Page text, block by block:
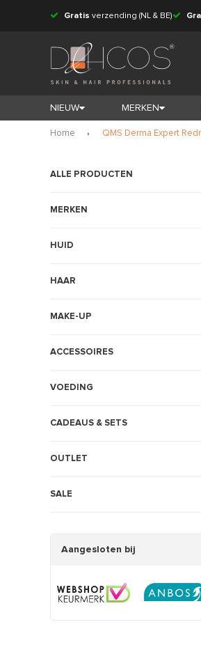
Gratis verzending (NL & BE)
NIEUW MERKEN
Home QMS Derma Expert
ALLE PRODUCTEN
MERKEN
HUID
HAAR
MAKE-UP
ACCESSOIRES
VOEDING
CADEAUS & SETS
OUTLET
SALE
Aangesloten bij